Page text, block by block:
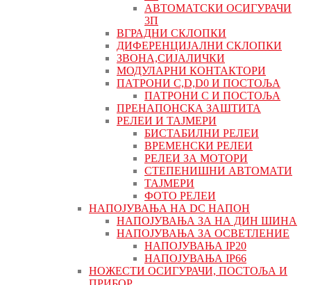
АВТОМАТСКИ ОСИГУРАЧИ
3П
ВГРАДНИ СКЛОПКИ
ДИФЕРЕНЦИЈАЛНИ СКЛОПКИ
ЗВОНА,СИЈАЛИЧКИ
МОДУЛАРНИ КОНТАКТОРИ
ПАТРОНИ C,D,D0 И ПОСТОЉА
ПАТРОНИ C И ПОСТОЉА
ПРЕНАПОНСКА ЗАШТИТА
РЕЛЕИ И ТАЈМЕРИ
БИСТАБИЛНИ РЕЛЕИ
ВРЕМЕНСКИ РЕЛЕИ
РЕЛЕИ ЗА МОТОРИ
СТЕПЕНИШНИ АВТОМАТИ
ТАЈМЕРИ
ФОТО РЕЛЕИ
НАПОЈУВАЊА НА DC НАПОН
НАПОЈУВАЊА ЗА НА ДИН ШИНА
НАПОЈУВАЊА ЗА ОСВЕТЛЕНИЕ
НАПОЈУВАЊА IP20
НАПОЈУВАЊА IP66
НОЖЕСТИ ОСИГУРАЧИ, ПОСТОЉА И